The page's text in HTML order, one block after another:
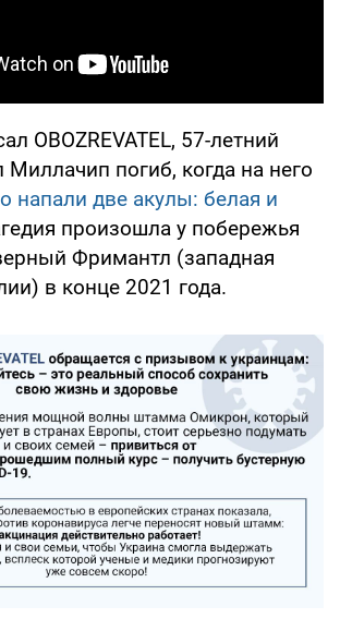
OBOZREVATEL, 57-летний
погиб, когда на него
напали две акулы: белая и
произошла у побережья
Фримантл (западная
в конце 2021 года.